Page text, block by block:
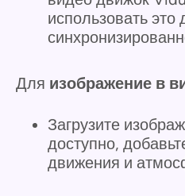
использовать это
Для изображение в
Загрузите
доступно,
движения и